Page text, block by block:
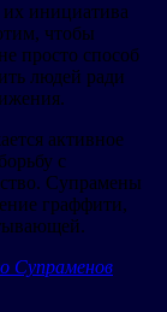
инициатива
чтобы
просто способ
людей ради
активное
с
Супрамены
граффити,
Супраменов